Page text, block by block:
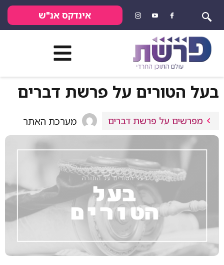
אינדקס אנ"ש
בעל הטורים על פרשת דברים
מפרשים על פרשת דברים מערכת האתר